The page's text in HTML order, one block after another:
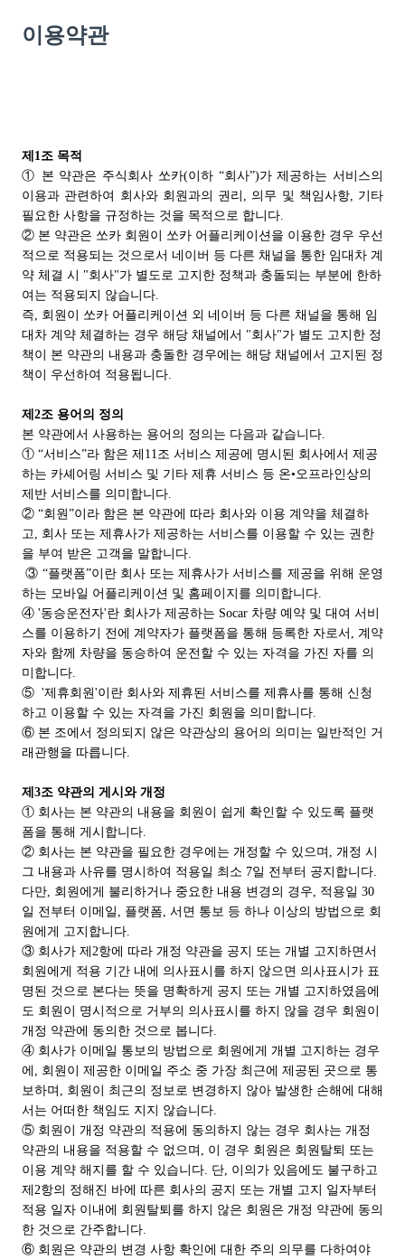
이용약관
제1조 목적
① 본 약관은 주식회사 쏘카(이하 “회사”)가 제공하는 서비스의
이용과 관련하여 회사와 회원과의 권리, 의무 및 책임사항, 기타
필요한 사항을 규정하는 것을 목적으로 합니다.
② 본 약관은 쏘카 회원이 쏘카 어플리케이션을 이용한 경우 우선
적으로 적용되는 것으로서 네이버 등 다른 채널을 통한 임대차 계
약 체결 시 "회사"가 별도로 고지한 정책과 충돌되는 부분에 한하
여는 적용되지 않습니다.
즉, 회원이 쏘카 어플리케이션 외 네이버 등 다른 채널을 통해 임
대차 계약 체결하는 경우 해당 채널에서 "회사"가 별도 고지한 정
책이 본 약관의 내용과 충돌한 경우에는 해당 채널에서 고지된 정
책이 우선하여 적용됩니다.
제2조 용어의 정의
본 약관에서 사용하는 용어의 정의는 다음과 같습니다.
① “서비스”라 함은 제11조 서비스 제공에 명시된 회사에서 제공
하는 카셰어링 서비스 및 기타 제휴 서비스 등 온•오프라인상의
제반 서비스를 의미합니다.
② “회원”이라 함은 본 약관에 따라 회사와 이용 계약을 체결하
고, 회사 또는 제휴사가 제공하는 서비스를 이용할 수 있는 권한
을 부여 받은 고객을 말합니다.
③ “플랫폼”이란 회사 또는 제휴사가 서비스를 제공을 위해 운영
하는 모바일 어플리케이션 및 홈페이지를 의미합니다.
④ '동승운전자'란 회사가 제공하는 Socar 차량 예약 및 대여 서비
스를 이용하기 전에 계약자가 플랫폼을 통해 등록한 자로서, 계약
자와 함께 차량을 동승하여 운전할 수 있는 자격을 가진 자를 의
미합니다.
⑤ '제휴회원'이란 회사와 제휴된 서비스를 제휴사를 통해 신청
하고 이용할 수 있는 자격을 가진 회원을 의미합니다.
⑥ 본 조에서 정의되지 않은 약관상의 용어의 의미는 일반적인 거
래관행을 따릅니다.
제3조 약관의 게시와 개정
① 회사는 본 약관의 내용을 회원이 쉽게 확인할 수 있도록 플랫
폼을 통해 게시합니다.
② 회사는 본 약관을 필요한 경우에는 개정할 수 있으며, 개정 시
그 내용과 사유를 명시하여 적용일 최소 7일 전부터 공지합니다.
다만, 회원에게 불리하거나 중요한 내용 변경의 경우, 적용일 30
일 전부터 이메일, 플랫폼, 서면 통보 등 하나 이상의 방법으로 회
원에게 고지합니다.
③ 회사가 제2항에 따라 개정 약관을 공지 또는 개별 고지하면서
회원에게 적용 기간 내에 의사표시를 하지 않으면 의사표시가 표
명된 것으로 본다는 뜻을 명확하게 공지 또는 개별 고지하였음에
도 회원이 명시적으로 거부의 의사표시를 하지 않을 경우 회원이
개정 약관에 동의한 것으로 봅니다.
④ 회사가 이메일 통보의 방법으로 회원에게 개별 고지하는 경우
에, 회원이 제공한 이메일 주소 중 가장 최근에 제공된 곳으로 통
보하며, 회원이 최근의 정보로 변경하지 않아 발생한 손해에 대해
서는 어떠한 책임도 지지 않습니다.
⑤ 회원이 개정 약관의 적용에 동의하지 않는 경우 회사는 개정
약관의 내용을 적용할 수 없으며, 이 경우 회원은 회원탈퇴 또는
이용 계약 해지를 할 수 있습니다. 단, 이의가 있음에도 불구하고
제2항의 정해진 바에 따른 회사의 공지 또는 개별 고지 일자부터
적용 일자 이내에 회원탈퇴를 하지 않은 회원은 개정 약관에 동의
한 것으로 간주합니다.
⑥ 회원은 약관의 변경 사항 확인에 대한 주의 의무를 다하여야